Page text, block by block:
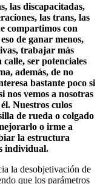
las discapacitadas,
las trans, las
compartimos con
de ganar menos,
trabajar más
ser potenciales
además, de no
bastante poco si
nos vemos a nosotras
Nuestros culos
de rueda o colgado
o irme a
la estructura
individual.
la desobjetivación de
que los parámetros